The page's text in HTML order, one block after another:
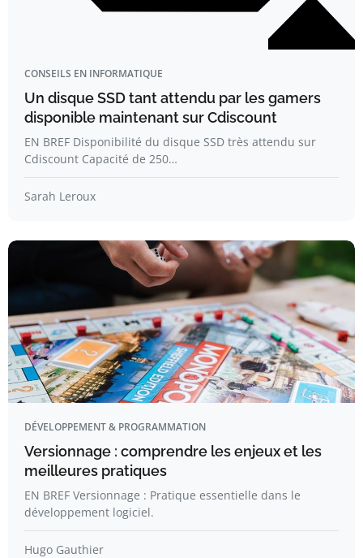
CONSEILS EN INFORMATIQUE
Un disque SSD tant attendu par les gamers
disponible maintenant sur Cdiscount
EN BREF Disponibilité du disque SSD très attendu sur
Cdiscount Capacité de 250…
Sarah Leroux
DÉVELOPPEMENT & PROGRAMMATION
Versionnage : comprendre les enjeux et les
meilleures pratiques
EN BREF Versionnage : Pratique essentielle dans le
développement logiciel.
Hugo Gauthier